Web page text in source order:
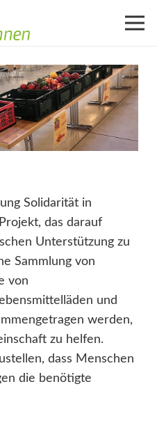
Solidarität in
das darauf
Unterstützung zu
Sammlung von
von
und
werden,
zu helfen.
dass Menschen
die benötigte